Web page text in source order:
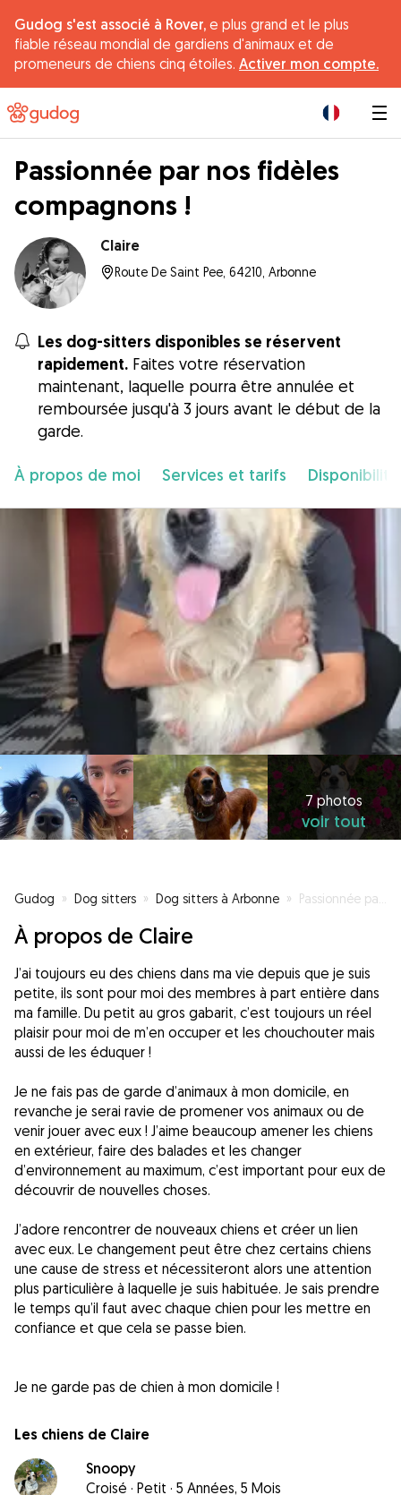
Gudog s'est associé à Rover, e plus grand et le plus
fiable réseau mondial de gardiens d'animaux et de
promeneurs de chiens cinq étoiles. Activer mon compte.
Passionnée par nos fidèles
compagnons !
Claire
Route De Saint Pee, 64210, Arbonne
Les dog-sitters disponibles se réservent
rapidement. Faites votre réservation
maintenant, laquelle pourra être annulée et
remboursée jusqu'à 3 jours avant le début de la
garde.
À propos de moi Services et tarifs Disponibilité
7 photos
voir tout
Gudog » Dog sitters » Dog sitters à Arbonne » Passionnée par nos fidèles compagnons !
À propos de Claire
J’ai toujours eu des chiens dans ma vie depuis que je suis
petite, ils sont pour moi des membres à part entière dans
ma famille. Du petit au gros gabarit, c’est toujours un réel
plaisir pour moi de m’en occuper et les chouchouter mais
aussi de les éduquer !
Je ne fais pas de garde d’animaux à mon domicile, en
revanche je serai ravie de promener vos animaux ou de
venir jouer avec eux ! J’aime beaucoup amener les chiens
en extérieur, faire des balades et les changer
d’environnement au maximum, c’est important pour eux de
découvrir de nouvelles choses.
J’adore rencontrer de nouveaux chiens et créer un lien
avec eux. Le changement peut être chez certains chiens
une cause de stress et nécessiteront alors une attention
plus particulière à laquelle je suis habituée. Je sais prendre
le temps qu’il faut avec chaque chien pour les mettre en
confiance et que cela se passe bien.
Je ne garde pas de chien à mon domicile !
Les chiens de Claire
Snoopy
Croisé · Petit · 5 Années, 5 Mois